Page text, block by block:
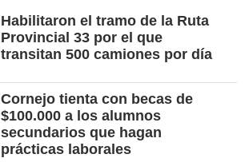
Habilitaron el tramo de la Ruta
Provincial 33 por el que
transitan 500 camiones por día
Cornejo tienta con becas de
$100.000 a los alumnos
secundarios que hagan
prácticas laborales